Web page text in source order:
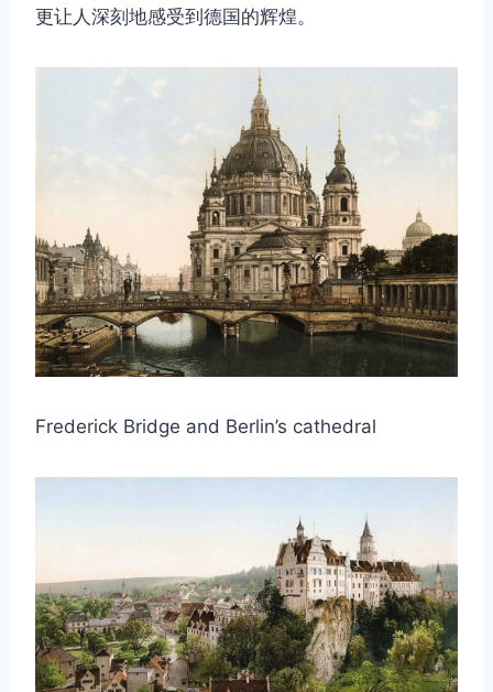
更让人深刻地感受到德国的辉煌。
Frederick Bridge and Berlin’s cathedral